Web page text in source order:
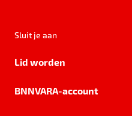
Sluit je aan
Lid worden
BNNVARA-account